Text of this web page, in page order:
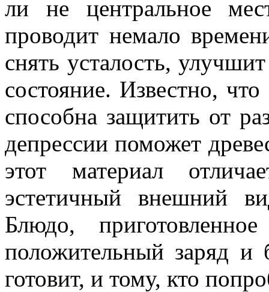
ли не центральное
проводит немало
снять усталость,
состояние. Известно,
способна защитить от
депрессии поможет
этот материал
эстетичный внешний
Блюдо,
положительный заряд и
готовит, и тому, кто